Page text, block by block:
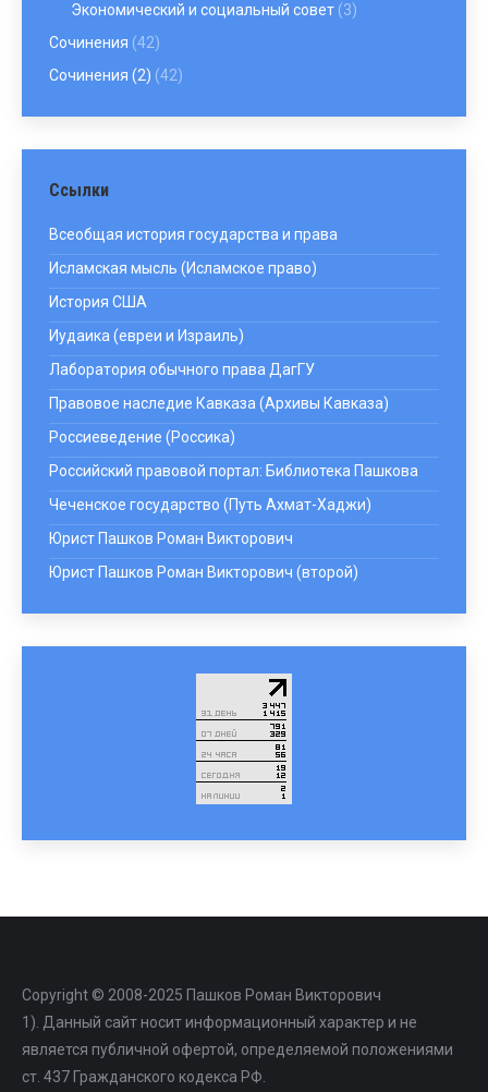
Экономический и социальный совет (3)
Сочинения (42)
Сочинения (2) (42)
Ссылки
Всеобщая история государства и права
Исламская мысль (Исламское право)
История США
Иудаика (евреи и Израиль)
Лаборатория обычного права ДагГУ
Правовое наследие Кавказа (Архивы Кавказа)
Россиеведение (Россика)
Российский правовой портал: Библиотека Пашкова
Чеченское государство (Путь Ахмат-Хаджи)
Юрист Пашков Роман Викторович
Юрист Пашков Роман Викторович (второй)
Copyright © 2008-2025 Пашков Роман Викторович
1). Данный сайт носит информационный характер и не
является публичной офертой, определяемой положениями
ст. 437 Гражданского кодекса РФ.